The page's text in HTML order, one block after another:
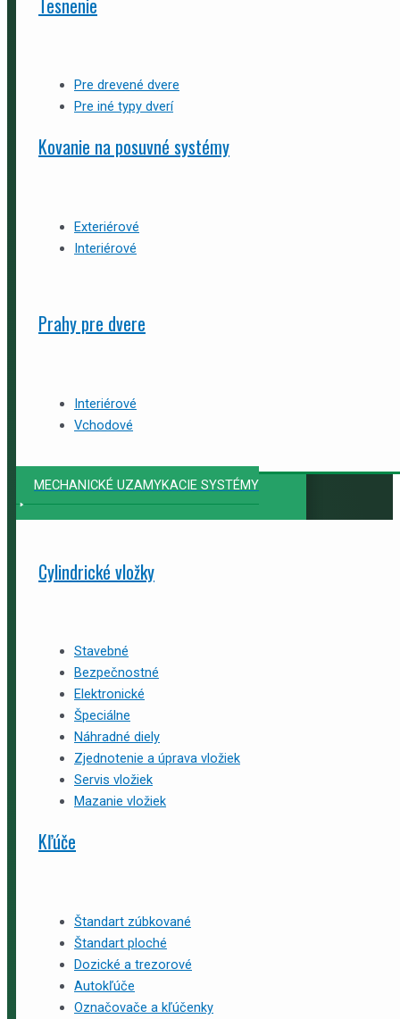
Pre drevené dvere
Pre iné typy dverí
Kovanie na posuvné systémy
Exteriérové
Interiérové
Prahy pre dvere
Interiérové
Vchodové
MECHANICKÉ UZAMYKACIE SYSTÉMY
Cylindrické vložky
Stavebné
Bezpečnostné
Elektronické
Špeciálne
Náhradné diely
Zjednotenie a úprava vložiek
Servis vložiek
Mazanie vložiek
Kľúče
Štandart zúbkované
Štandart ploché
Dozické a trezorové
Autokľúče
Označovače a kľúčenky